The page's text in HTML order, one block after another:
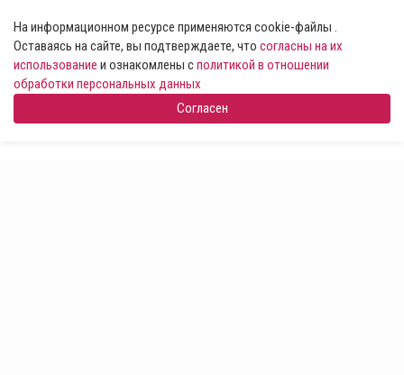
На информационном ресурсе применяются cookie-файлы .
Оставаясь на сайте, вы подтверждаете, что согласны на их
использование и ознакомлены сполитикой в отношении
обработки персональных данных
Согласен